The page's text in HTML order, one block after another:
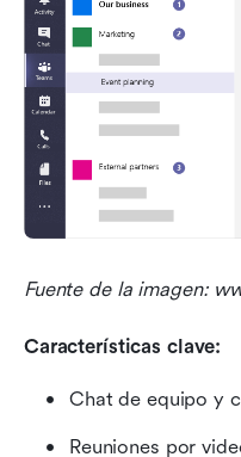
Fuente de la imagen:
Características clave:
Chat de equipo y
Reuniones por